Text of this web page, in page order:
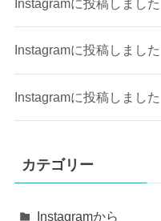
Instagramに投稿しました
Instagramに投稿しました
Instagramに投稿しました
カテゴリー
Instagramから